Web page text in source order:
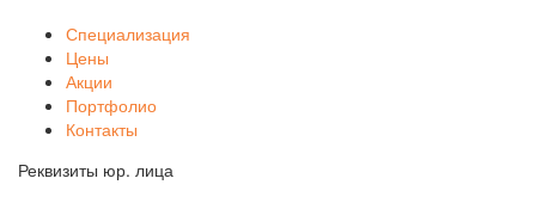
Специализация
Цены
Акции
Портфолио
Контакты
Реквизиты юр. лица